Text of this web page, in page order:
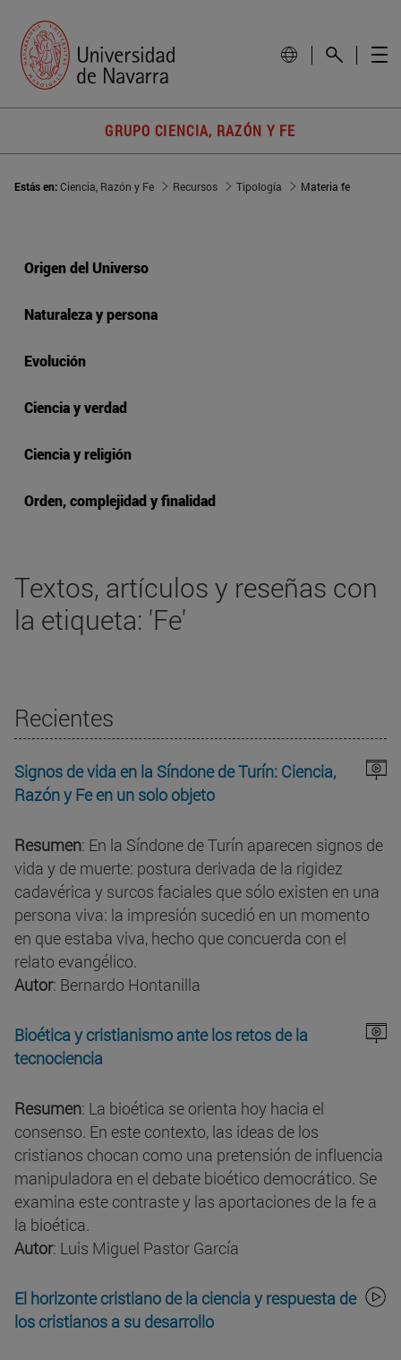
GRUPO CIENCIA, RAZÓN Y FE
Estás en:Ciencia, Razón y Fe Recursos Tipología Materia fe
Origen del Universo
Naturaleza y persona
Evolución
Ciencia y verdad
Ciencia y religión
Orden, complejidad y finalidad
Textos, artículos y reseñas con
la etiqueta: 'Fe'
Recientes
Signos de vida en la Síndone de Turín: Ciencia,
Razón y Fe en un solo objeto
Resumen: En la Síndone de Turín aparecen signos de
vida y de muerte: postura derivada de la rigidez
cadavérica y surcos faciales que sólo existen en una
persona viva: la impresión sucedió en un momento
en que estaba viva, hecho que concuerda con el
relato evangélico.
Autor: Bernardo Hontanilla
Bioética y cristianismo ante los retos de la
tecnociencia
Resumen: La bioética se orienta hoy hacia el
consenso. En este contexto, las ideas de los
cristianos chocan como una pretensión de influencia
manipuladora en el debate bioético democrático. Se
examina este contraste y las aportaciones de la fe a
la bioética.
Autor: Luis Miguel Pastor García
El horizonte cristiano de la ciencia y respuesta de
los cristianos a su desarrollo